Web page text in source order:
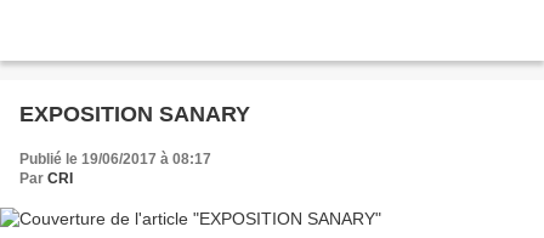
EXPOSITION SANARY
Publié le 19/06/2017 à 08:17
Par CRI